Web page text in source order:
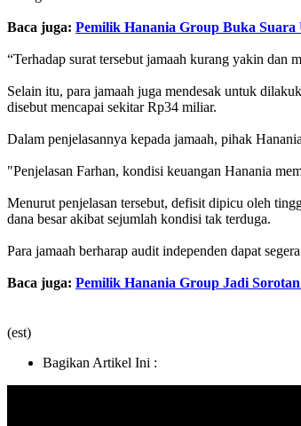
Baca juga: Pemilik Hanania Group Buka
“Terhadap surat tersebut jamaah kurang yakin dan
Selain itu, para jamaah juga mendesak untuk
disebut mencapai sekitar Rp34 miliar.
Dalam penjelasannya kepada jamaah, pihak
"Penjelasan Farhan, kondisi keuangan Hanania
Menurut penjelasan tersebut, defisit dipicu oleh
dana besar akibat sejumlah kondisi tak terduga.
Para jamaah berharap audit independen dapat
Baca juga: Pemilik Hanania Group Jadi
(est)
Bagikan Artikel Ini :